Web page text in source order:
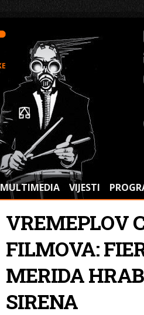
MULTIMEDIA VIJESTI
VREMEPLOV
FILMOVA:
MERIDA
SIRENA